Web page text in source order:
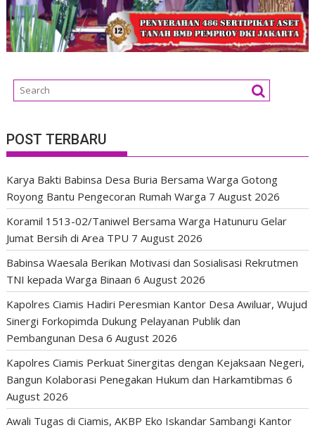
POST TERBARU
Karya Bakti Babinsa Desa Buria Bersama Warga Gotong
Royong Bantu Pengecoran Rumah Warga 7 August 2026
Koramil 1513-02/Taniwel Bersama Warga Hatunuru Gelar
Jumat Bersih di Area TPU 7 August 2026
Babinsa Waesala Berikan Motivasi dan Sosialisasi Rekrutmen
TNI kepada Warga Binaan 6 August 2026
Kapolres Ciamis Hadiri Peresmian Kantor Desa Awiluar, Wujud
Sinergi Forkopimda Dukung Pelayanan Publik dan
Pembangunan Desa 6 August 2026
Kapolres Ciamis Perkuat Sinergitas dengan Kejaksaan Negeri,
Bangun Kolaborasi Penegakan Hukum dan Harkamtibmas 6
August 2026
Awali Tugas di Ciamis, AKBP Eko Iskandar Sambangi Kantor